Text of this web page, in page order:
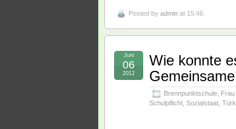
Posted by admin at 15:46
Wie konnte
Brennpunktschule
Schulpflicht Sozialstaat
Juni
06
2012